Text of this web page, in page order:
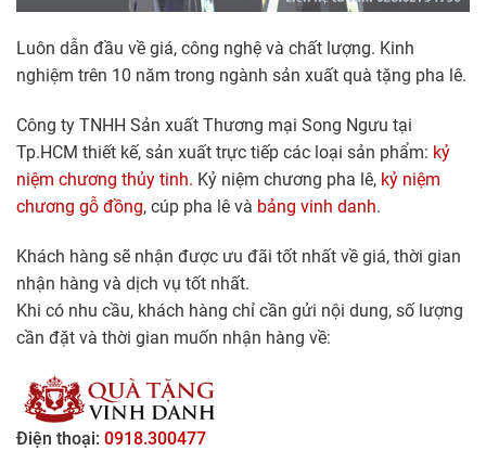
Luôn dẫn đầu về giá, công nghệ và chất lượng. Kinh
nghiệm trên 10 năm trong ngành sản xuất quà tặng pha lê.
Công ty TNHH Sản xuất Thương mại Song Ngưu tại
Tp.HCM thiết kế, sản xuất trực tiếp các loại sản phẩm: kỷ
niệm chương thủy tinh. Kỷ niệm chương pha lê, kỷ niệm
chương gỗ đồng, cúp pha lê và bảng vinh danh.
Khách hàng sẽ nhận được ưu đãi tốt nhất về giá, thời gian
nhận hàng và dịch vụ tốt nhất.
Khi có nhu cầu, khách hàng chỉ cần gửi nội dung, số lượng
cần đặt và thời gian muốn nhận hàng về:
Điện thoại: 0918.300477